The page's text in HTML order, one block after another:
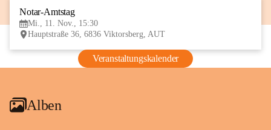
Notar-Amtstag
Mi., 11. Nov., 15:30
Hauptstraße 36, 6836 Viktorsberg, AUT
Veranstaltungskalender
Alben